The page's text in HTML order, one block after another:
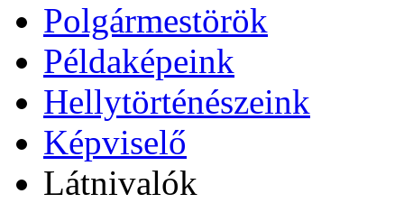
Polgármestörök
Példaképeink
Hellytörténészeink
Képviselő
Látnivalók